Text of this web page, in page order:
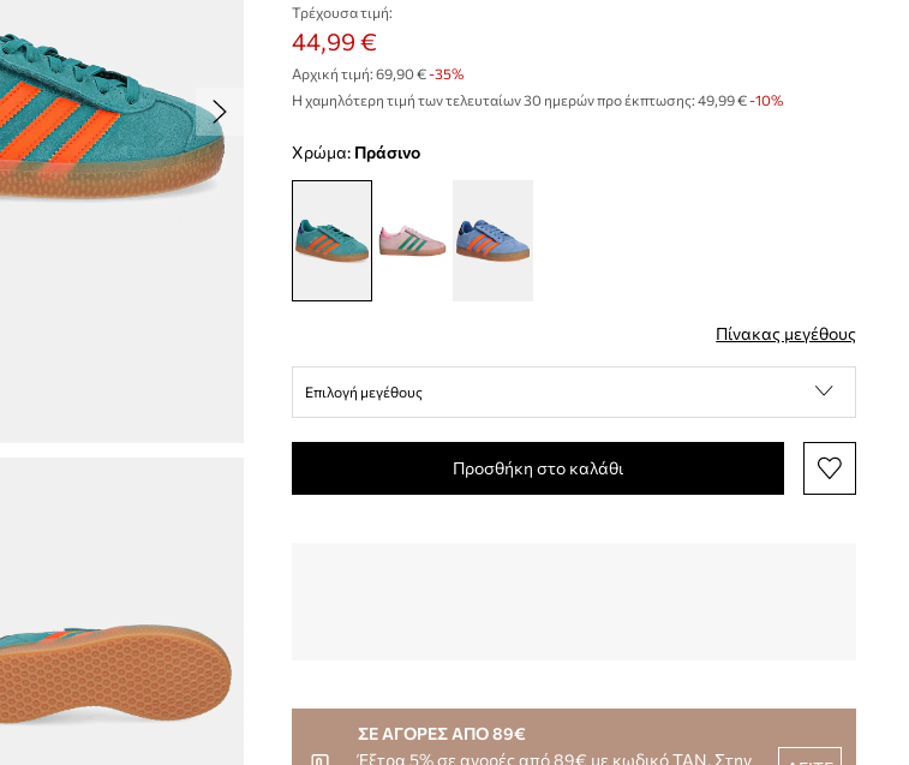
Τρέχουσα τιμή:
44,99 €
Αρχική τιμή: 69,90 €-35%
Η χαμηλότερη τιμή των τελευταίων 30 ημερών προ έκπτωσης: 49,99 € -10%
Χρώμα: πράσινο
Πίνακας μεγέθους
Επιλογή μεγέθους
Προσθήκη στο καλάθι
ΣΕ ΑΓΟΡΕΣ ΑΠΟ 89€
Έξτρα 5% σε αγορές από 89€ με κωδικό TAN. Στην